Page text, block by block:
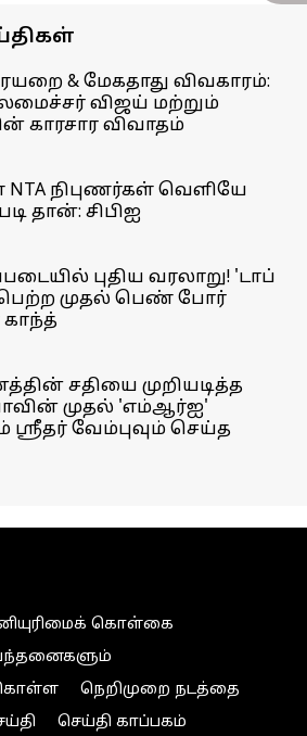
& மேகதாது விவகாரம்:
விஜய் மற்றும்
காரசார விவாதம்
நிபுணர்கள் வெளியே
தான்: சிபிஐ
புதிய வரலாறு! 'டாப்
முதல் பெண் போர்
சதியை முறியடித்த
முதல் 'எம்ஆர்ஐ'
ஸ்ரீதர் வேம்புவும் செய்த
கொள்கை
நெறிமுறை நடத்தை
செய்தி காப்பகம்